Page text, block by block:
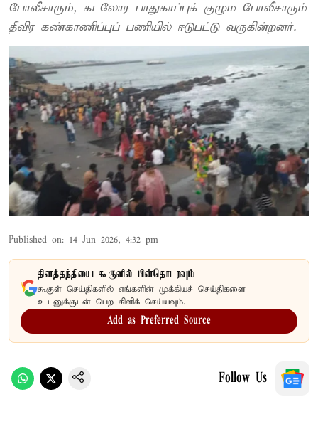
போலீசாரும், கடலோர பாதுகாப்புக் குழும போலீசாரும்
தீவிர கண்காணிப்புப் பணியில் ஈடுபட்டு வருகின்றனர்.
Published on: 14 Jun 2026, 4:32 pm
தினத்தந்தியை கூகுளில் பின்தொடரவும்
கூகுள் செய்திகளில் எங்களின் முக்கியச் செய்திகளை
உடனுக்குடன் பெற கிளிக் செய்யவும்.
Add as Preferred Source
Follow Us